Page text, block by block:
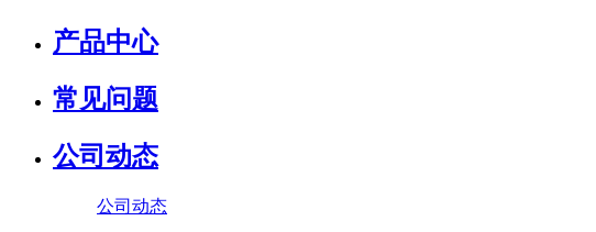
产品中心
常见问题
公司动态
公司动态